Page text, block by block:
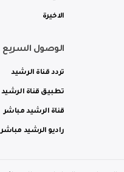
الاخيرة
الوصول السريع
تردد قناة الرشيد
تطبيق قناة الرشيد
قناة الرشيد مباشر
راديو الرشيد مباشر